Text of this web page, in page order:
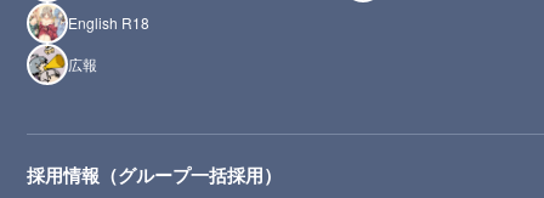
English R18
広報
採用情報（グループ一括採用）